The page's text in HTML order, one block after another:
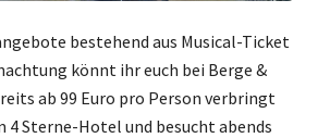
bestehend aus Musical-Ticket
könnt ihr euch bei Berge &
ab 99 Euro pro Person verbringt
4 Sterne-Hotel und besucht abends